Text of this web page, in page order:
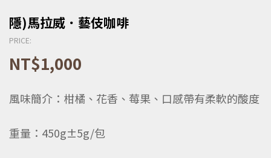
隱)馬拉威．藝伎咖啡
PRICE:
NT$1,000
風味簡介：柑橘、花香、莓果、口感帶有柔軟的酸度
重量：450g±5g/包